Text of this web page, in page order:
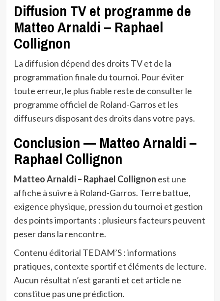
Diffusion TV et programme de
Matteo Arnaldi – Raphael
Collignon
La diffusion dépend des droits TV et de la
programmation finale du tournoi. Pour éviter
toute erreur, le plus fiable reste de consulter le
programme officiel de Roland-Garros et les
diffuseurs disposant des droits dans votre pays.
Conclusion — Matteo Arnaldi –
Raphael Collignon
Matteo Arnaldi – Raphael Collignon est une
affiche à suivre à Roland-Garros. Terre battue,
exigence physique, pression du tournoi et gestion
des points importants : plusieurs facteurs peuvent
peser dans la rencontre.
Contenu éditorial TEDAM’S : informations
pratiques, contexte sportif et éléments de lecture.
Aucun résultat n’est garanti et cet article ne
constitue pas une prédiction.